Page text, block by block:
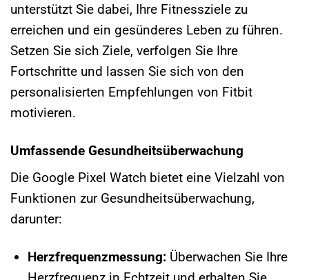
unterstützt Sie dabei, Ihre Fitnessziele zu
erreichen und ein gesünderes Leben zu führen.
Setzen Sie sich Ziele, verfolgen Sie Ihre
Fortschritte und lassen Sie sich von den
personalisierten Empfehlungen von Fitbit
motivieren.
Umfassende Gesundheitsüberwachung
Die Google Pixel Watch bietet eine Vielzahl von
Funktionen zur Gesundheitsüberwachung,
darunter:
Herzfrequenzmessung:Überwachen Sie Ihre